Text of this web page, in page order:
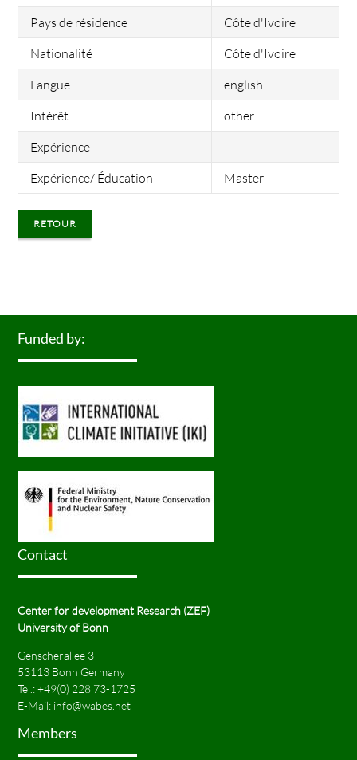
Pays de résidence
Côte d'Ivoire
Nationalité
Côte d'Ivoire
Langue
english
Intérêt
other
Expérience
Expérience/ Éducation
Master
RETOUR
Funded by:
Contact
Center for development Research (ZEF)
University of Bonn
Genscherallee 3
53113 Bonn Germany
Tel.:+49(0) 228 73-1725
E-Mail: info@wabes.net
Members